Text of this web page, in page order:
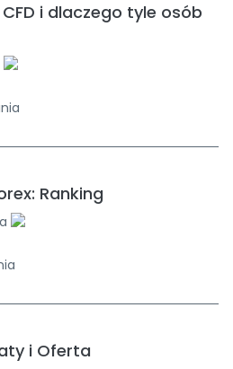
i dlaczego tyle osób
Ranking
i Oferta